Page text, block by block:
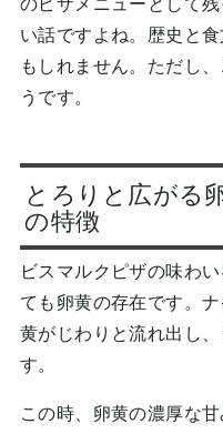
い話ですよね。歴史と
もしれません。ただし
うです。
とろりと広がる
の特徴
ビスマルクピザの味わ
ても卵黄の存在です。
黄がじわりと流れ出し
す。
この時、卵黄の濃厚な